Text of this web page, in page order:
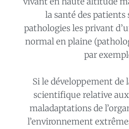
la santé des
pathologies les privant
normal en plaine
par
Si le développement de
scientifique relative
maladaptations de
l’environnement